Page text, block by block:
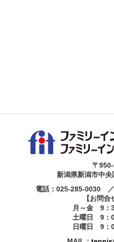
〒
新潟県新潟市中
電話：025-285-0030
【お問合
月～金 9：
土曜日 9：
日曜日 9：